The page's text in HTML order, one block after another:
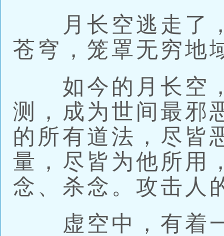
月长空逃走了，
苍穹，笼罩无穷地
如今的月长空，
测，成为世间最邪
的所有道法，尽皆
量，尽皆为他所用
念、杀念。攻击人
虚空中，有着一